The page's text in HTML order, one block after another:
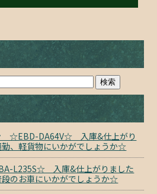
☆EBD-DA64V☆ 入庫&仕上がり
、軽貨物にいかがでしょうか☆
L235S☆ 入庫&仕上がりました
のお車にいかがでしょうか☆